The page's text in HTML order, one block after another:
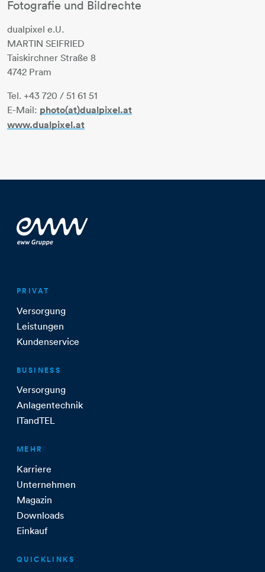
Fotografie und Bildrechte
dualpixel e.U.
MARTIN SEIFRIED
Taiskirchner Straße 8
4742 Pram
Tel. +43 720 / 51 61 51
E-Mail: photo(at)dualpixel.at
www.dualpixel.at
PRIVAT
Versorgung
Leistungen
Kundenservice
BUSINESS
Versorgung
Anlagentechnik
ITandTEL
MEHR
Karriere
Unternehmen
Magazin
Downloads
Einkauf
QUICKLINKS